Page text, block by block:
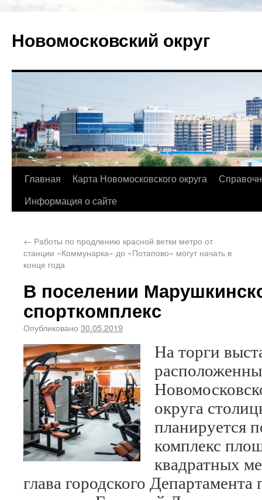
Новомосковский округ
Главная Карта Новомосковского округа
Информация о сайте
← Работы по продлению красной ветки метро от
станции «Коммунарка» до «Потапово» могут начать в
конце года
В поселении
спорткомплекс
Опубликовано 30.05.2019
На торги
округа
планируется
комплекс
квадратных
глава городского